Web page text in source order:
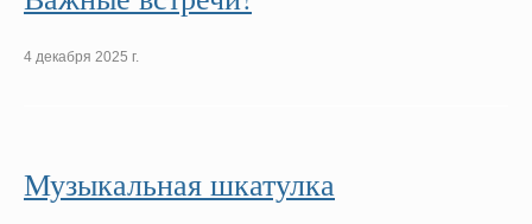
4 декабря 2025 г.
Музыкальная шкатулка